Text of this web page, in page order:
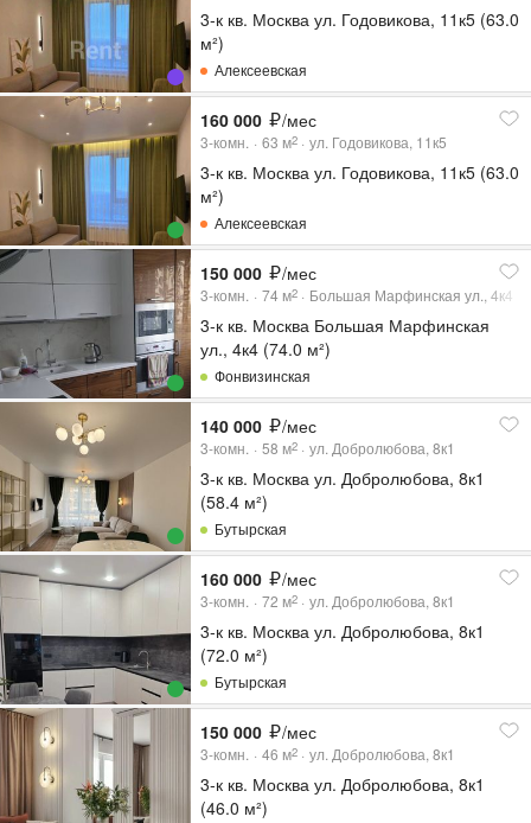
3-к кв. Москва ул. Годовикова, 11к5 (63.0
м²)
Алексеевская
160 000 /мес
3-комн. 63 м2 ул. Годовикова, 11к5
3-к кв. Москва ул. Годовикова, 11к5 (63.0
м²)
Алексеевская
150 000 /мес
3-комн. 74 м2 Большая Марфинская ул., 4к4
3-к кв. Москва Большая Марфинская
ул., 4к4 (74.0 м²)
Фонвизинская
140 000 /мес
3-комн. 58 м2 ул. Добролюбова, 8к1
3-к кв. Москва ул. Добролюбова, 8к1
(58.4 м²)
Бутырская
160 000 /мес
3-комн. 72 м2 ул. Добролюбова, 8к1
3-к кв. Москва ул. Добролюбова, 8к1
(72.0 м²)
Бутырская
150 000 /мес
3-комн. 46 м2 ул. Добролюбова, 8к1
3-к кв. Москва ул. Добролюбова, 8к1
(46.0 м²)